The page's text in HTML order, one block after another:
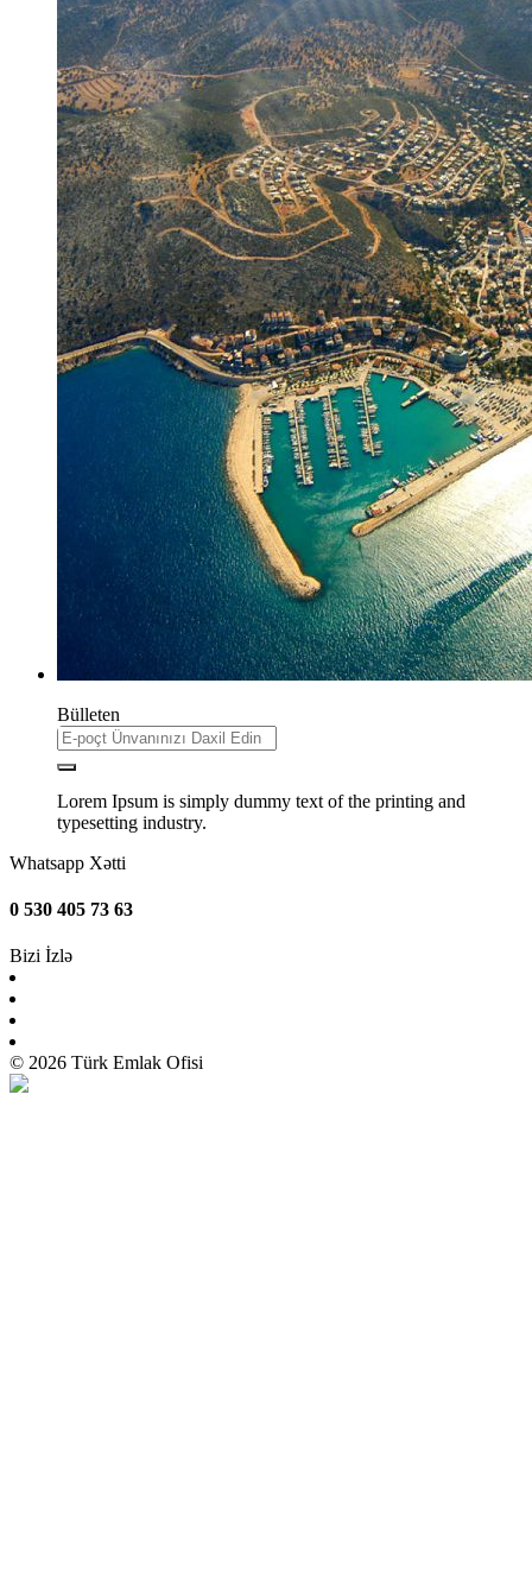
Bülleten
Lorem Ipsum is simply dummy text of the printing and
typesetting industry.
Whatsapp Xətti
0 530 405 73 63
Bizi İzlə
© 2026 Türk Emlak Ofisi